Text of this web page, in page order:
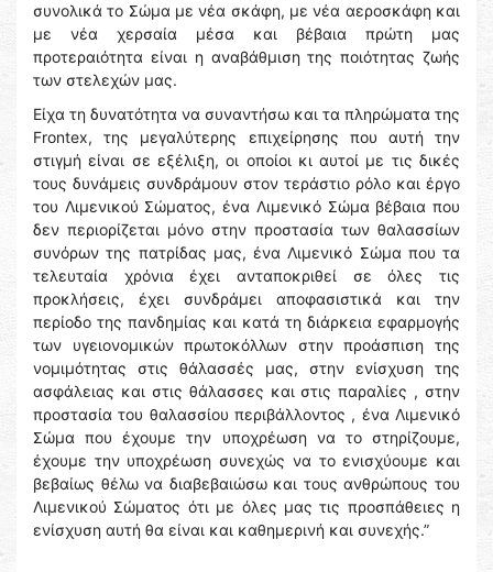
συνολικά το Σώμα με νέα σκάφη, με νέα αεροσκάφη και
με νέα χερσαία μέσα και βέβαια πρώτη μας
προτεραιότητα είναι η αναβάθμιση της ποιότητας ζωής
των στελεχών μας.
Είχα τη δυνατότητα να συναντήσω και τα πληρώματα της
Frontex, της μεγαλύτερης επιχείρησης που αυτή την
στιγμή είναι σε εξέλιξη, οι οποίοι κι αυτοί με τις δικές
τους δυνάμεις συνδράμουν στον τεράστιο ρόλο και έργο
του Λιμενικού Σώματος, ένα Λιμενικό Σώμα βέβαια που
δεν περιορίζεται μόνο στην προστασία των θαλασσίων
συνόρων της πατρίδας μας, ένα Λιμενικό Σώμα που τα
τελευταία χρόνια έχει ανταποκριθεί σε όλες τις
προκλήσεις, έχει συνδράμει αποφασιστικά και την
περίοδο της πανδημίας και κατά τη διάρκεια εφαρμογής
των υγειονομικών πρωτοκόλλων στην προάσπιση της
νομιμότητας στις θάλασσές μας, στην ενίσχυση της
ασφάλειας και στις θάλασσες και στις παραλίες , στην
προστασία του θαλασσίου περιβάλλοντος , ένα Λιμενικό
Σώμα που έχουμε την υποχρέωση να το στηρίζουμε,
έχουμε την υποχρέωση συνεχώς να το ενισχύουμε και
βεβαίως θέλω να διαβεβαιώσω και τους ανθρώπους του
Λιμενικού Σώματος ότι με όλες μας τις προσπάθειες η
ενίσχυση αυτή θα είναι και καθημερινή και συνεχής.”